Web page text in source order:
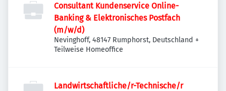
Consultant Kundenservice Online-
Banking & Elektronisches Postfach
(m/w/d)
Nevinghoff, 48147 Rumphorst, Deutschland +
Teilweise Homeoffice
Landwirtschaftliche/r-Technische/r